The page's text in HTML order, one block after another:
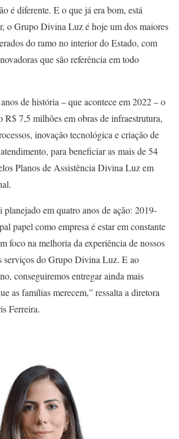
é diferente. E o que já era bom, está
o Grupo Divina Luz é hoje um dos maiores
do ramo no interior do Estado, com
que são referência em todo
de história – que acontece em 2022 – o
R$ 7,5 milhões em obras de infraestrutura,
inovação tecnológica e criação de
para beneficiar as mais de 54
Planos de Assistência Divina Luz em
planejado em quatro anos de ação: 2019-
papel como empresa é estar em constante
foco na melhoria da experiência de nossos
serviços do Grupo Divina Luz. E ao
conseguiremos entregar ainda mais
as famílias merecem,” ressalta a diretora
Ferreira.